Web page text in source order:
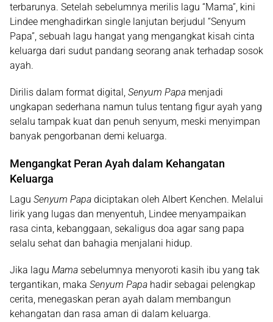
terbarunya. Setelah sebelumnya merilis lagu “Mama” , kini
Lindee menghadirkan single lanjutan berjudul “Senyum
Papa” , sebuah lagu hangat yang mengangkat kisah cinta
keluarga dari sudut pandang seorang anak terhadap sosok
ayah.
Dirilis dalam format digital, Senyum Papa menjadi
ungkapan sederhana namun tulus tentang figur ayah yang
selalu tampak kuat dan penuh senyum, meski menyimpan
banyak pengorbanan demi keluarga.
Mengangkat Peran Ayah dalam Kehangatan
Keluarga
Lagu Senyum Papa diciptakan oleh Albert Kenchen. Melalui
lirik yang lugas dan menyentuh, Lindee menyampaikan
rasa cinta, kebanggaan, sekaligus doa agar sang papa
selalu sehat dan bahagia menjalani hidup.
Jika lagu Mama sebelumnya menyoroti kasih ibu yang tak
tergantikan, maka Senyum Papa hadir sebagai pelengkap
cerita, menegaskan peran ayah dalam membangun
kehangatan dan rasa aman di dalam keluarga.